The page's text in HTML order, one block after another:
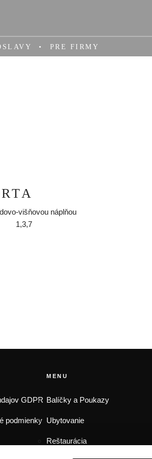
PRE FIRMY
višňovou náplňou
1,3,7
GDPR
podmienky
MENU
Balíčky a Poukazy
Ubytovanie
Reštaurácia